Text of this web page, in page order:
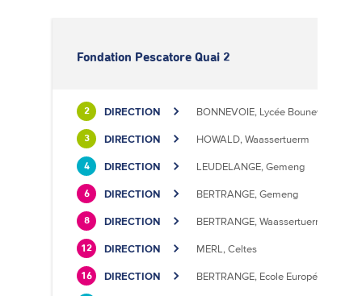
Fondation Pescatore Quai 2
2 DIRECTION BONNEVOIE, Lycée Bouneweg / PE
3 DIRECTION HOWALD, Waassertuerm
4 DIRECTION LEUDELANGE, Gemeng
6 DIRECTION BERTRANGE, Gemeng
8 DIRECTION BERTRANGE, Waassertuerm
12 DIRECTION MERL, Celtes
16 DIRECTION BERTRANGE, Ecole Européenne II